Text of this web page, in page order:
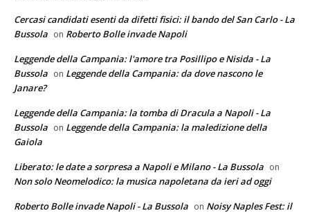
Cercasi candidati esenti da difetti fisici: il bando del San Carlo - La
Bussola on Roberto Bolle invade Napoli
Leggende della Campania: l'amore tra Posillipo e Nisida - La
Bussola on Leggende della Campania: da dove nascono le
Janare?
Leggende della Campania: la tomba di Dracula a Napoli - La
Bussola on Leggende della Campania: la maledizione della
Gaiola
Liberato: le date a sorpresa a Napoli e Milano - La Bussola on
Non solo Neomelodico: la musica napoletana da ieri ad oggi
Roberto Bolle invade Napoli - La Bussola on Noisy Naples Fest: il